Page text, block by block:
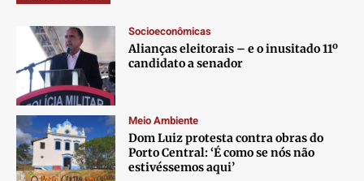
Socioeconômicas
Alianças eleitorais – e o inusitado 11º
candidato a senador
Meio Ambiente
Dom Luiz protesta contra obras do
Porto Central: ‘É como se nós não
estivéssemos aqui’